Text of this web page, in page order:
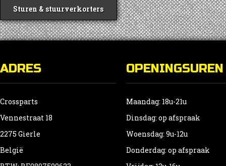
Sturen & stuurverkorters
ADRES
Crossparts
Vennestraat 18
2275 Gierle
België
OPENINGSUREN
Maandag: 18u-21u
Dinsdag: op afspraak
Woensdag: 9u-12u
Donderdag: op afspraak